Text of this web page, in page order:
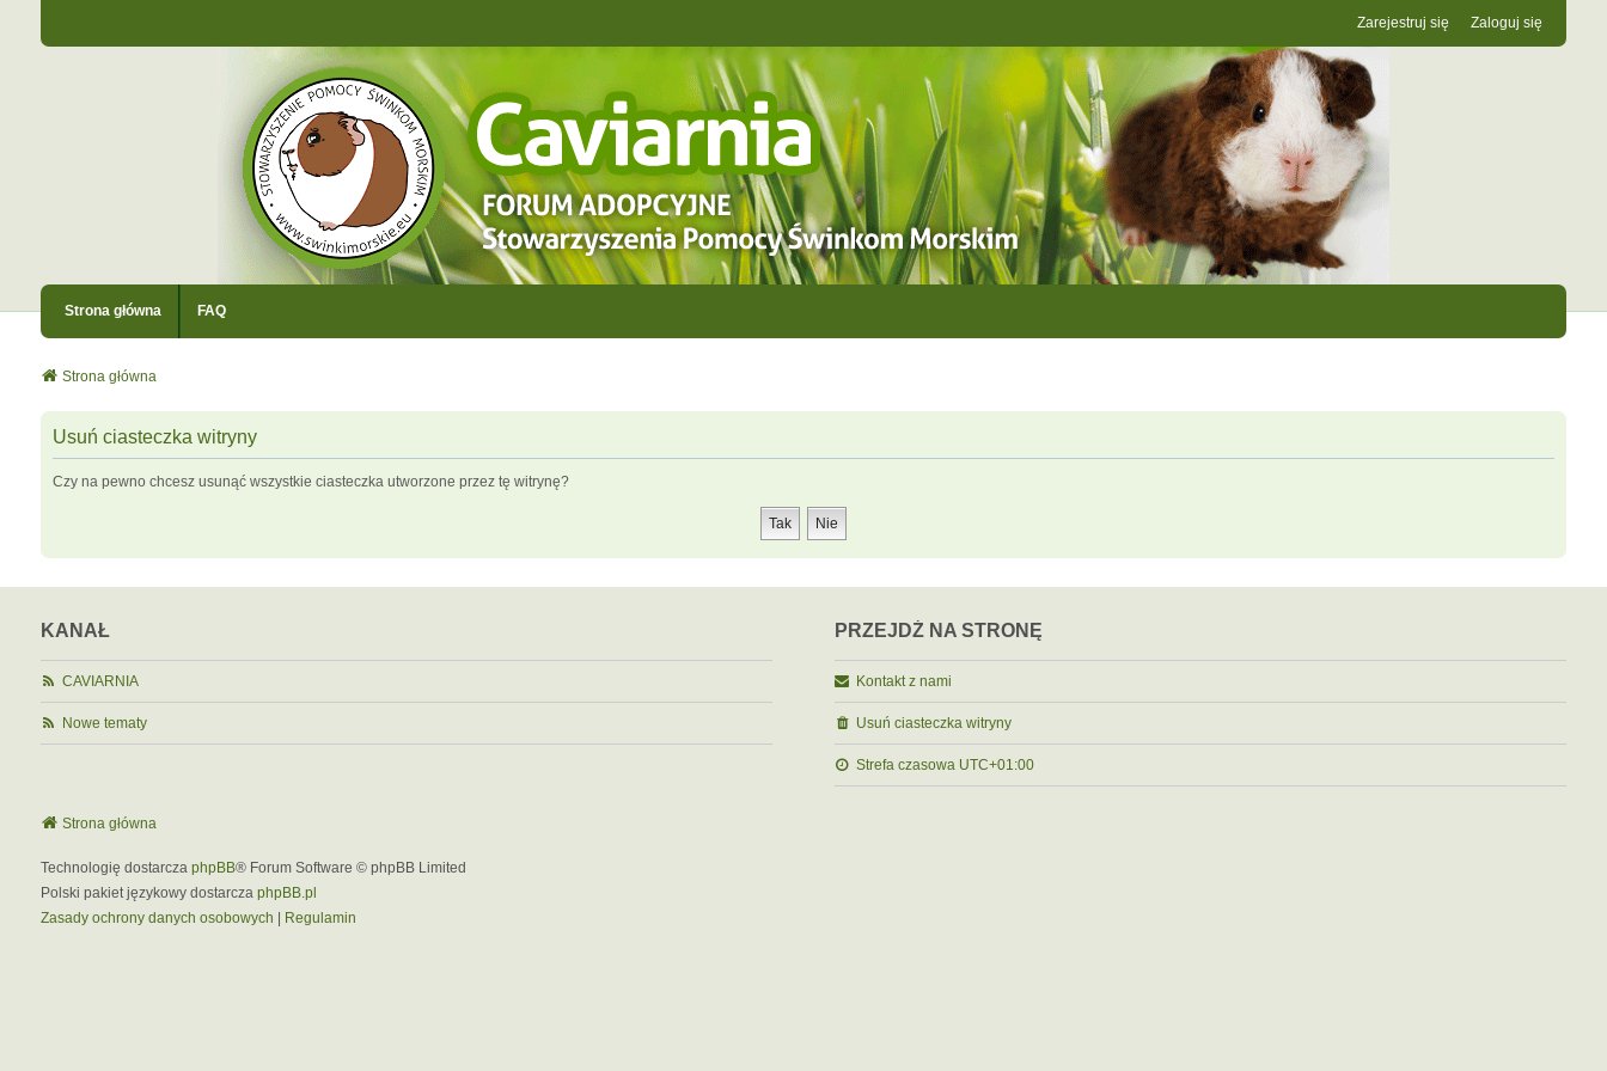
Zaloguj się
Zarejestruj się
Strona główna FAQ
Strona główna
Usuń ciasteczka witryny
Czy na pewno chcesz usunąć wszystkie ciasteczka utworzone przez tę witrynę?
KANAŁ
CAVIARNIA
Nowe tematy
PRZEJDŹ NA STRONĘ
Kontakt z nami
Usuń ciasteczka witryny
Strefa czasowa UTC+01:00
Strona główna
Technologię dostarcza phpBB® Forum Software © phpBB Limited
Polski pakiet językowy dostarcza phpBB.pl
Zasady ochrony danych osobowych
Regulamin